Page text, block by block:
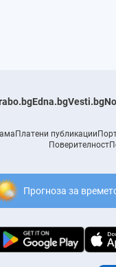
Edna.bgVesti.bg
Платени публикации
Поверителност
Прогноза за